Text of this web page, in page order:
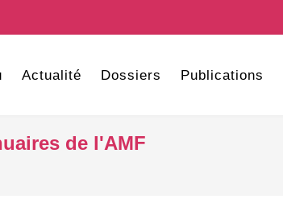
Actualité Dossiers Publications
de l'AMF